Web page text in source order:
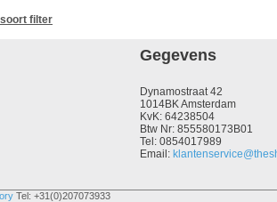
filter
Gegevens
Dynamostraat 42
1014BK Amsterdam
KvK: 64238504
Btw Nr: 855580173B01
Tel: 0854017989
Email:
Tel: +31(0)207073933